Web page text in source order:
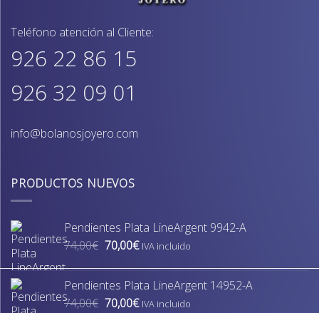
Teléfono atención al Cliente:
926 22 86 15
926 32 09 01
info@bolanosjoyero.com
PRODUCTOS NUEVOS
Pendientes Plata LineArgent 9942-A
74,00€ El
era:
74,00€.
70,00€El
es:
70,00€.
IVA incluido
Pendientes Plata LineArgent 14952-A
74,00€ El
70,00€ElIVA incluido